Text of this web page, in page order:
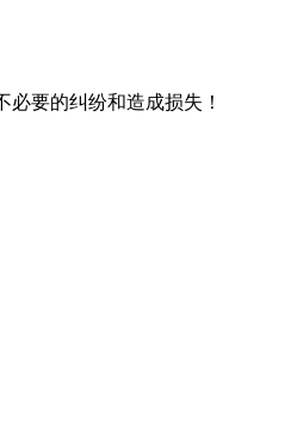
要的纠纷和造成损失！